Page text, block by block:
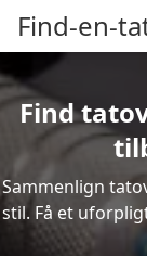
Find-en-
Find
Sammenlign
stil. Få et